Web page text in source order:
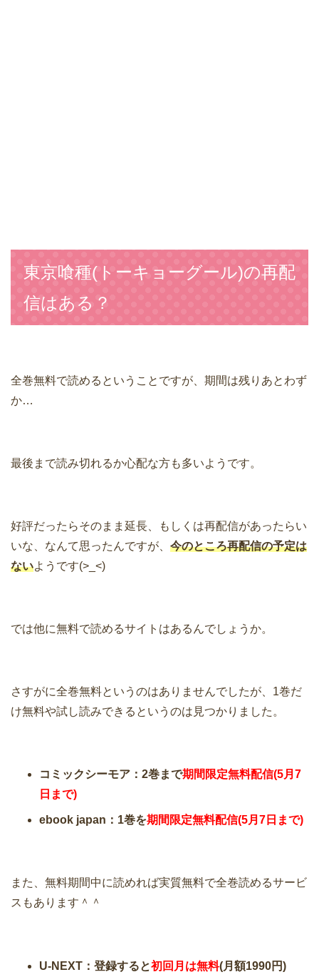
東京喰種(トーキョーグール)の再配
信はある？
全巻無料で読めるということですが、期間は残りあとわず
か…
最後まで読み切れるか心配な方も多いようです。
好評だったらそのまま延長、もしくは再配信があったらい
いな、なんて思ったんですが、 今のところ再配信の予定は
ないようです(>_<)
では他に無料で読めるサイトはあるんでしょうか。
さすがに全巻無料というのはありませんでしたが、1巻だ
け無料や試し読みできるというのは見つかりました。
コミックシーモア：2巻まで期間限定無料配信(5月7
日まで)
ebook japan：1巻を期間限定無料配信(5月7日まで)
また、無料期間中に読めれば実質無料で全巻読めるサービ
スもあります＾＾
U-NEXT：登録すると初回月は無料(月額1990円)